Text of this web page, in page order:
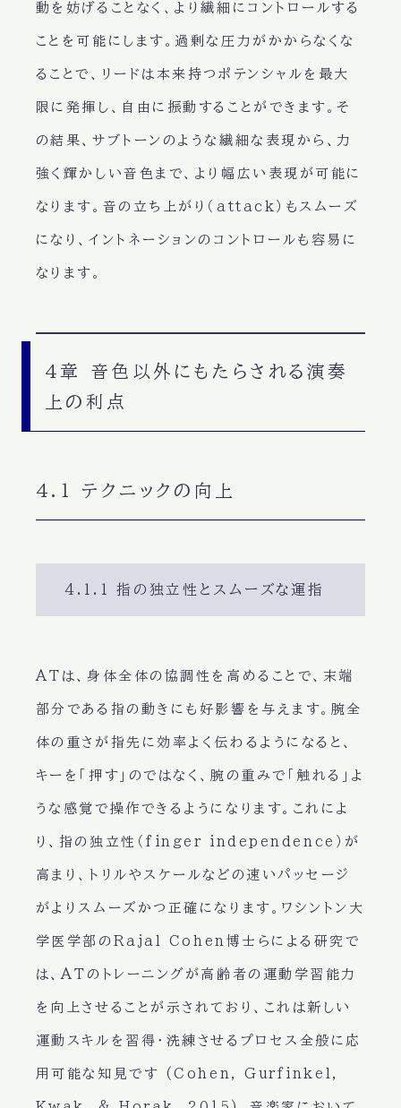
動を妨げることなく、より繊細にコントロールする
ことを可能にします。過剰な圧力がかからなくな
ることで、リードは本来持つポテンシャルを最大
限に発揮し、自由に振動することができます。そ
の結果、サブトーンのような繊細な表現から、力
強く輝かしい音色まで、より幅広い表現が可能に
なります。音の立ち上がり（attack）もスムーズ
になり、イントネーションのコントロールも容易に
なります。
4章 音色以外にもたらされる演奏
上の利点
4.1 テクニックの向上
4.1.1 指の独立性とスムーズな運指
ATは、身体全体の協調性を高めることで、末端
部分である指の動きにも好影響を与えます。腕全
体の重さが指先に効率よく伝わるようになると、
キーを「押す」のではなく、腕の重みで「触れる」よ
うな感覚で操作できるようになります。これによ
り、指の独立性（finger independence）が
高まり、トリルやスケールなどの速いパッセージ
がよりスムーズかつ正確になります。ワシントン大
学医学部のRajal Cohen博士らによる研究で
は、ATのトレーニングが高齢者の運動学習能力
を向上させることが示されており、これは新しい
運動スキルを習得・洗練させるプロセス全般に応
用可能な知見です (Cohen, Gurfinkel,